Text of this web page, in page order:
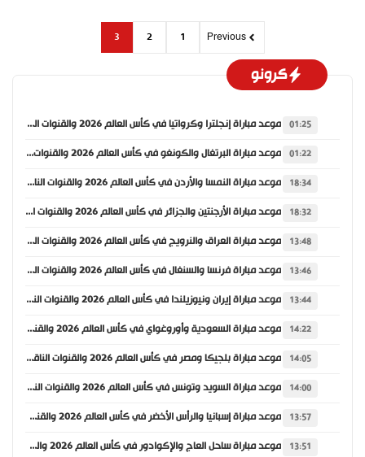
Previous
1
2
3
كرونو
01:25 موعد مباراة إنجلترا وكرواتيا في كأس العالم 2026 والقنوات الناقلة
01:22 موعد مباراة البرتغال والكونغو في كأس العالم 2026 والقنوات الناقلة
18:34 موعد مباراة النمسا والأردن في كأس العالم 2026 والقنوات الناقلة
18:32 موعد مباراة الأرجنتين والجزائر في كأس العالم 2026 والقنوات الناقلة
13:48 موعد مباراة العراق والنرويج في كأس العالم 2026 والقنوات الناقلة
13:46 موعد مباراة فرنسا والسنغال في كأس العالم 2026 والقنوات الناقلة
13:44 موعد مباراة إيران ونيوزيلندا في كأس العالم 2026 والقنوات الناقلة
14:22 موعد مباراة السعودية وأوروغواي في كأس العالم 2026 والقنوات الناقلة
14:05 موعد مباراة بلجيكا ومصر في كأس العالم 2026 والقنوات الناقلة
14:00 موعد مباراة السويد وتونس في كأس العالم 2026 والقنوات الناقلة
13:57 موعد مباراة إسبانيا والرأس الأخضر في كأس العالم 2026 والقنوات الناقلة
13:51 موعد مباراة ساحل العاج والإكوادور في كأس العالم 2026 والقنوات الناقلة